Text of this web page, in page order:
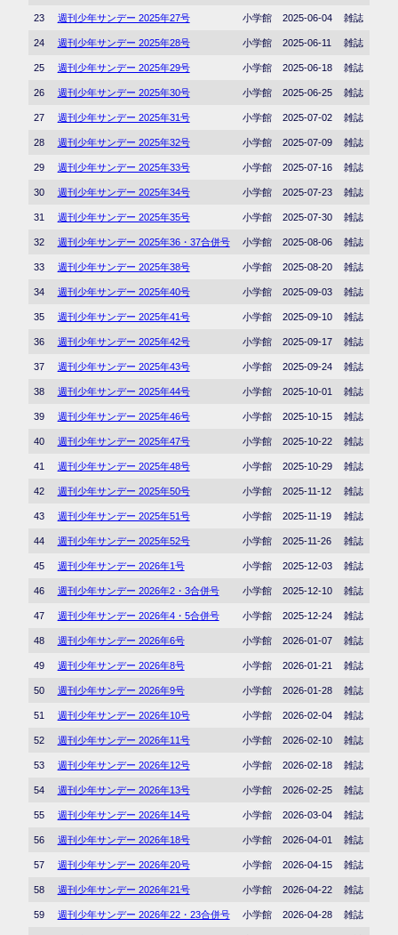
23 週刊少年サンデー 2025年27号 小学館 2025-06-04 雑誌
24 週刊少年サンデー 2025年28号 小学館 2025-06-11 雑誌
25 週刊少年サンデー 2025年29号 小学館 2025-06-18 雑誌
26 週刊少年サンデー 2025年30号 小学館 2025-06-25 雑誌
27 週刊少年サンデー 2025年31号 小学館 2025-07-02 雑誌
28 週刊少年サンデー 2025年32号 小学館 2025-07-09 雑誌
29 週刊少年サンデー 2025年33号 小学館 2025-07-16 雑誌
30 週刊少年サンデー 2025年34号 小学館 2025-07-23 雑誌
31 週刊少年サンデー 2025年35号 小学館 2025-07-30 雑誌
32 週刊少年サンデー 2025年36・37合併号 小学館 2025-08-06 雑誌
33 週刊少年サンデー 2025年38号 小学館 2025-08-20 雑誌
34 週刊少年サンデー 2025年40号 小学館 2025-09-03 雑誌
35 週刊少年サンデー 2025年41号 小学館 2025-09-10 雑誌
36 週刊少年サンデー 2025年42号 小学館 2025-09-17 雑誌
37 週刊少年サンデー 2025年43号 小学館 2025-09-24 雑誌
38 週刊少年サンデー 2025年44号 小学館 2025-10-01 雑誌
39 週刊少年サンデー 2025年46号 小学館 2025-10-15 雑誌
40 週刊少年サンデー 2025年47号 小学館 2025-10-22 雑誌
41 週刊少年サンデー 2025年48号 小学館 2025-10-29 雑誌
42 週刊少年サンデー 2025年50号 小学館 2025-11-12 雑誌
43 週刊少年サンデー 2025年51号 小学館 2025-11-19 雑誌
44 週刊少年サンデー 2025年52号 小学館 2025-11-26 雑誌
45 週刊少年サンデー 2026年1号 小学館 2025-12-03 雑誌
46 週刊少年サンデー 2026年2・3合併号 小学館 2025-12-10 雑誌
47 週刊少年サンデー 2026年4・5合併号 小学館 2025-12-24 雑誌
48 週刊少年サンデー 2026年6号 小学館 2026-01-07 雑誌
49 週刊少年サンデー 2026年8号 小学館 2026-01-21 雑誌
50 週刊少年サンデー 2026年9号 小学館 2026-01-28 雑誌
51 週刊少年サンデー 2026年10号 小学館 2026-02-04 雑誌
52 週刊少年サンデー 2026年11号 小学館 2026-02-10 雑誌
53 週刊少年サンデー 2026年12号 小学館 2026-02-18 雑誌
54 週刊少年サンデー 2026年13号 小学館 2026-02-25 雑誌
55 週刊少年サンデー 2026年14号 小学館 2026-03-04 雑誌
56 週刊少年サンデー 2026年18号 小学館 2026-04-01 雑誌
57 週刊少年サンデー 2026年20号 小学館 2026-04-15 雑誌
58 週刊少年サンデー 2026年21号 小学館 2026-04-22 雑誌
59 週刊少年サンデー 2026年22・23合併号 小学館 2026-04-28 雑誌